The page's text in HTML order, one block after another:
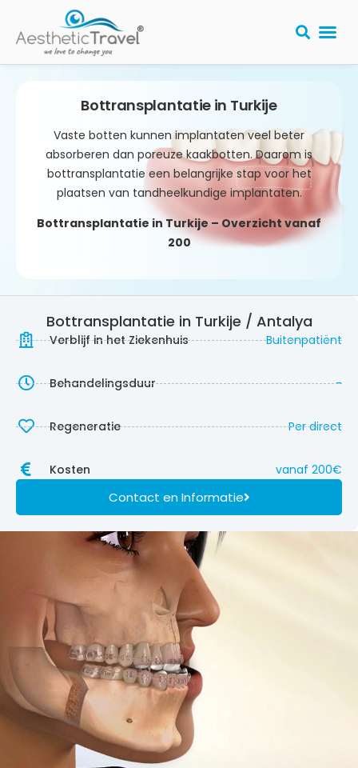
Bottransplantatie in Turkije
Vaste botten kunnen implantaten veel beter
absorberen dan poreuze kaakbotten. Daarom is
bottransplantatie een belangrijke stap voor het
plaatsen van tandheelkundige implantaten.
Bottransplantatie in Turkije – Overzicht​ vanaf
200
Bottransplantatie in Turkije / Antalya
Verblijf in het Ziekenhuis Buitenpatiënt
Behandelingsduur -
Regeneratie Per direct
Kosten vanaf 200€
Contact en Informatie